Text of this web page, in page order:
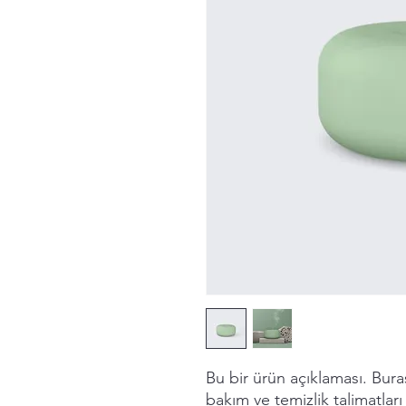
Bu bir ürün açıklaması.
bakım ve temizlik